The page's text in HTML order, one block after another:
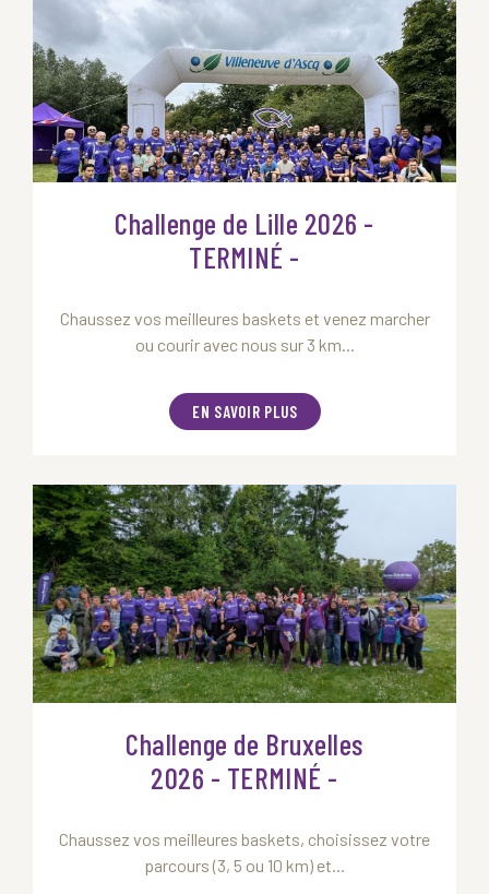
Challenge de Lille 2026 -
TERMINÉ -
Chaussez vos meilleures baskets et venez marcher
ou courir avec nous sur 3 km...
EN SAVOIR PLUS
Challenge de Bruxelles
2026 - TERMINÉ -
Chaussez vos meilleures baskets, choisissez votre
parcours (3, 5 ou 10 km) et...